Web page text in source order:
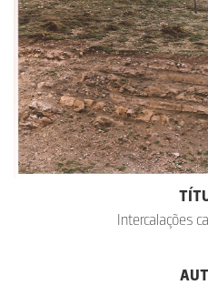
Intercalações